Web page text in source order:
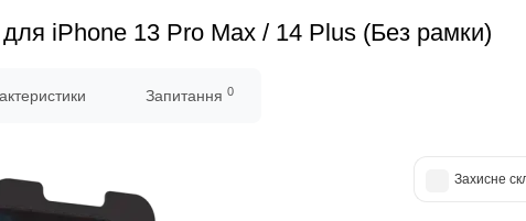
iPhone 13 Pro Max / 14 Plus (Без рамки)
Запитання 0
Захисне